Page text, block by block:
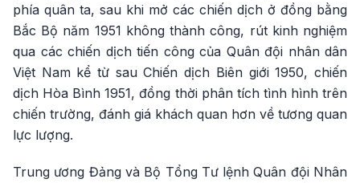
phía quân ta, sau khi mở các chiến dịch ở đồng bằng
Bắc Bộ năm 1951 không thành công, rút kinh nghiệm
qua các chiến dịch tiến công của Quân đội nhân dân
Việt Nam kể từ sau Chiến dịch Biên giới 1950, chiến
dịch Hòa Bình 1951, đồng thời phân tích tình hình trên
chiến trường, đánh giá khách quan hơn về tương quan
lực lượng.
Trung ương Đảng và Bộ Tổng Tư lệnh Quân đội Nhân